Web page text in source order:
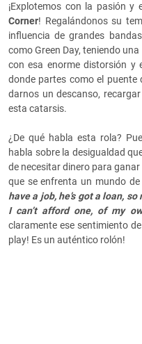
¡Explotemos con la pasión y
Corner! Regalándonos su
influencia de grandes
como Green Day, teniendo
con esa enorme distorsión y
donde partes como el
darnos un descanso,
esta catarsis.
¿De qué habla esta rola?
habla sobre la desigualdad
de necesitar dinero para
que se enfrenta un mundo
have a job, he’s got a loan,
I can’t afford one, of my
claramente ese sentimiento
play! Es un auténtico rolón!